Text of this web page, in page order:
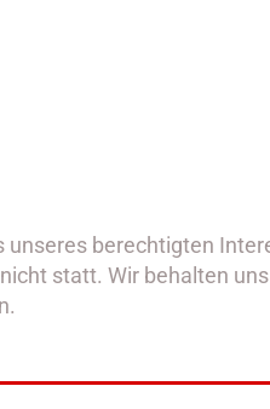
berechtigten
statt. Wir behalten